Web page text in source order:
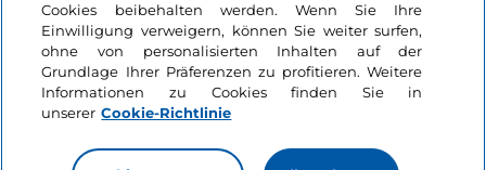
Cookies beibehalten werden. Wenn Sie Ihre
Einwilligung verweigern, können Sie weiter surfen,
ohne von personalisierten Inhalten auf der
Grundlage Ihrer Präferenzen zu profitieren. Weitere
Informationen zu Cookies finden Sie in
unserer Cookie-Richtlinie